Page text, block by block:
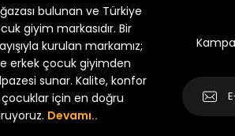
bulunan ve Türkiye
giyim markasıdır. Bir
kurulan markamız;
ve erkek çocuk giyimden
sunar. Kalite, konfor
için en doğru
Devamı..